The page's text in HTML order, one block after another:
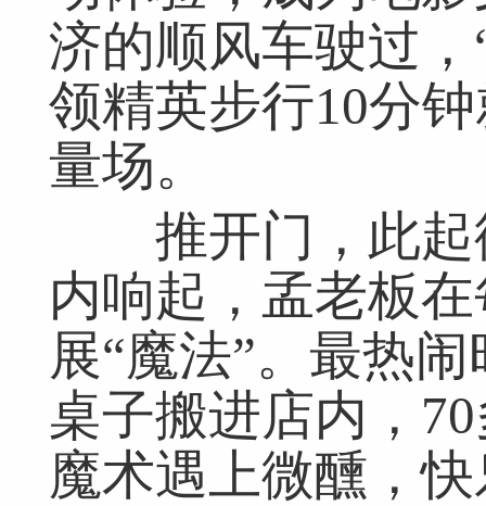
济的顺风车驶过
领精英步行10分
量场。
推开门，此起
内响起，孟老板
展“魔法”。最热
桌子搬进店内，
魔术遇上微醺，